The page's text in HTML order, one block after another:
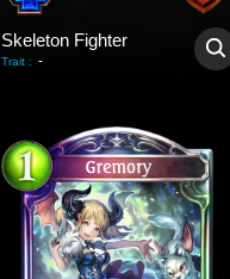
Skeleton Fighter
Trait : -